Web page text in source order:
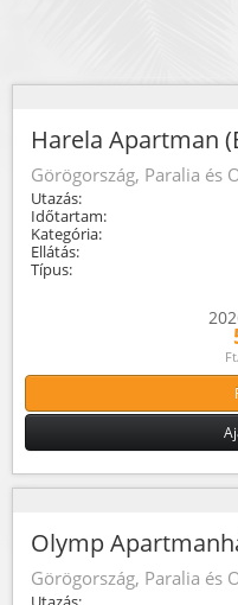
Harela Apartman
Görögország, Paralia és
Utazás:
Időtartam:
Kategória:
Ellátás:
Típus:
Olymp
Görögország, Paralia és